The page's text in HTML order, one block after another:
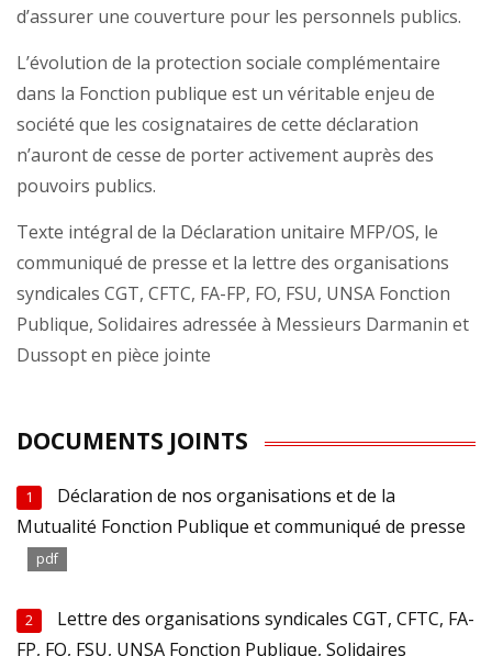
d’assurer une couverture pour les personnels publics.
L’évolution de la protection sociale complémentaire
dans la Fonction publique est un véritable enjeu de
société que les cosignataires de cette déclaration
n’auront de cesse de porter activement auprès des
pouvoirs publics.
Texte intégral de la Déclaration unitaire MFP/OS, le
communiqué de presse et la lettre des organisations
syndicales CGT, CFTC, FA-FP, FO, FSU, UNSA Fonction
Publique, Solidaires adressée à Messieurs Darmanin et
Dussopt en pièce jointe
DOCUMENTS JOINTS
1
Déclaration de nos organisations et de la
Mutualité Fonction Publique et communiqué de presse
pdf
2
Lettre des organisations syndicales CGT, CFTC, FA-
FP, FO, FSU, UNSA Fonction Publique, Solidaires